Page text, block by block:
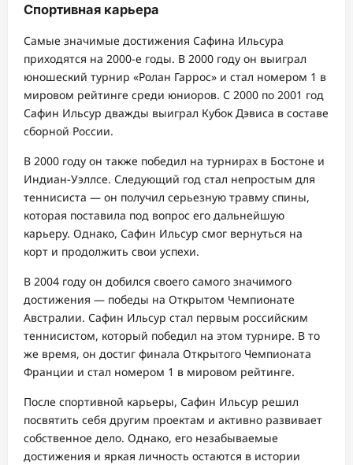
Спортивная карьера
Самые значимые достижения Сафина Ильсура
приходятся на 2000-е годы. В 2000 году он выиграл
юношеский турнир «Ролан Гаррос» и стал номером 1 в
мировом рейтинге среди юниоров. С 2000 по 2001 год
Сафин Ильсур дважды выиграл Кубок Дэвиса в составе
сборной России.
В 2000 году он также победил на турнирах в Бостоне и
Индиан-Уэллсе. Следующий год стал непростым для
теннисиста — он получил серьезную травму спины,
которая поставила под вопрос его дальнейшую
карьеру. Однако, Сафин Ильсур смог вернуться на
корт и продолжить свои успехи.
В 2004 году он добился своего самого значимого
достижения — победы на Открытом Чемпионате
Австралии. Сафин Ильсур стал первым российским
теннисистом, который победил на этом турнире. В то
же время, он достиг финала Открытого Чемпионата
Франции и стал номером 1 в мировом рейтинге.
После спортивной карьеры, Сафин Ильсур решил
посвятить себя другим проектам и активно развивает
собственное дело. Однако, его незабываемые
достижения и яркая личность остаются в истории